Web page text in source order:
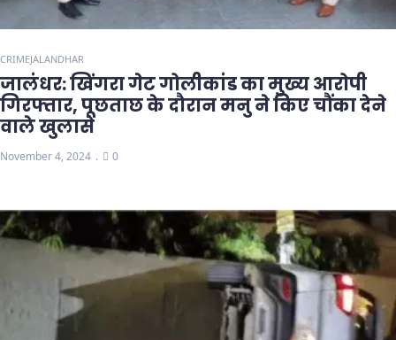
CRIMEJALANDHAR
जालंधर: खिंगरा गेट गोलीकांड का मुख्य आरोपी
गिरफ्तार, पूछताछ के दौरान मनु ने किए चौंका देने
वाले खुलासे
November 4, 2024 0